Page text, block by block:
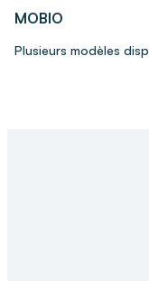
références de
domicile.
fournir des
maintien d'une
MOBIO
Plusieurs modèles